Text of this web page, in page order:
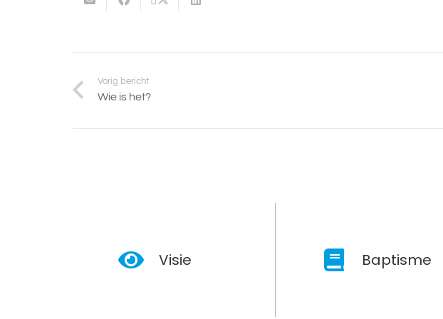
Vorig bericht
Wie is het?
Visie Baptisme